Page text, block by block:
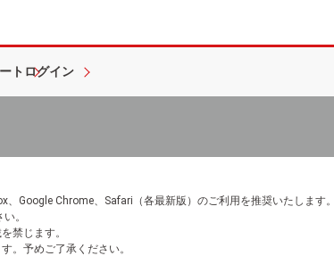
ト ログイン
Google Chrome、Safari（各最新版）のご利用を推奨いたします。
。
禁じます。
。予めご了承ください。